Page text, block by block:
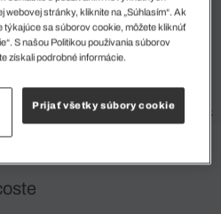
stránky, kliknite na „Súhlasím“. Ak
sa súborov cookie, môžete kliknúť
S našou Politikou používania súborov
získali podrobné informácie.
Prijať všetky súbory cookie